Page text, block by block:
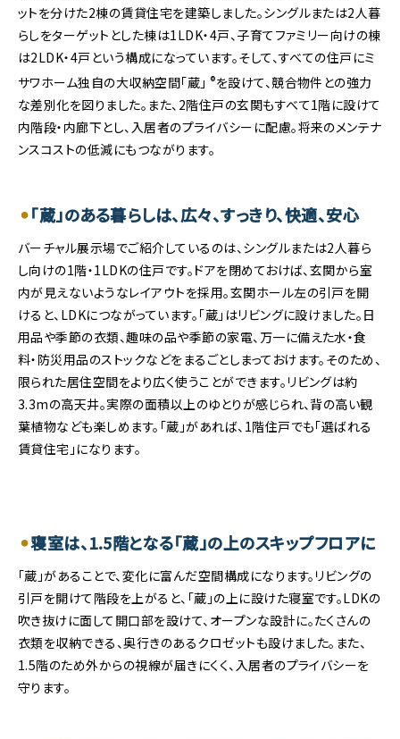
ットを分けた2棟の賃貸住宅を建築しました。シングルまたは2人暮
らしをターゲットとした棟は1LDK・4戸、子育てファミリー向けの棟
は2LDK・4戸という構成になっています。そして、すべての住戸にミ
サワホーム独自の大収納空間「蔵」 ®を設けて、競合物件との強力
な差別化を図りました。また、2階住戸の玄関もすべて1階に設けて
内階段・内廊下とし、入居者のプライバシーに配慮。将来のメンテナ
ンスコストの低減にもつながります。
「蔵」のある暮らしは、広々、すっきり、快適、安心
バーチャル展示場でご紹介しているのは、シングルまたは2人暮ら
し向けの1階・1LDKの住戸です。ドアを閉めておけば、玄関から室
内が見えないようなレイアウトを採用。玄関ホール左の引戸を開
けると、LDKにつながっています。「蔵」はリビングに設けました。日
用品や季節の衣類、趣味の品や季節の家電、万一に備えた水・食
料・防災用品のストックなどをまるごとしまっておけます。そのため、
限られた居住空間をより広く使うことができます。リビングは約
3.3mの高天井。実際の面積以上のゆとりが感じられ、背の高い観
葉植物なども楽しめます。「蔵」があれば、1階住戸でも「選ばれる
賃貸住宅」になります。
寝室は、1.5階となる「蔵」の上のスキップフロアに
「蔵」があることで、変化に富んだ空間構成になります。リビングの
引戸を開けて階段を上がると、「蔵」の上に設けた寝室です。LDKの
吹き抜けに面して開口部を設けて、オープンな設計に。たくさんの
衣類を収納できる、奥行きのあるクロゼットも設けました。また、
1.5階のため外からの視線が届きにくく、入居者のプライバシーを
守ります。